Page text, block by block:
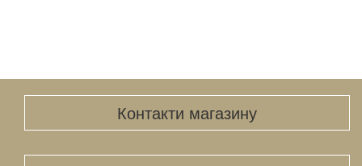
Контакти магазину